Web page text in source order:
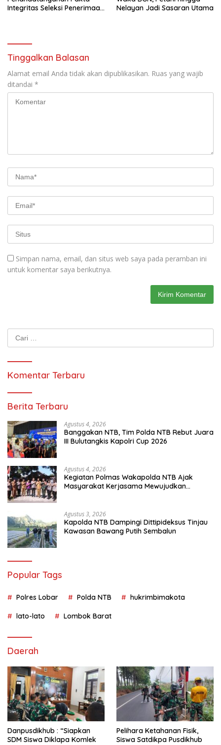
Integritas Seleksi Penerimaan
Nelayan Jadi Sasaran Utama
Tinggalkan Balasan
Alamat email Anda tidak akan dipublikasikan. Ruas yang wajib
ditandai *
Simpan nama, email, dan situs web saya pada peramban ini
untuk komentar saya berikutnya.
Cari
untuk:
Komentar Terbaru
Berita Terbaru
Agustus 4, 2026
Banggakan NTB, Tim Polda NTB Rebut Juara
III Bulutangkis Kapolri Cup 2026
Agustus 4, 2026
Kegiatan Polmas Wakapolda NTB Ajak
Masyarakat Kerjasama Mewujudkan
Agustus 3, 2026
Kapolda NTB Dampingi Dittipideksus Tinjau
Kawasan Bawang Putih Sembalun
Popular Tags
Polres Lobar Polda NTB hukrimbimakota
lato-lato Lombok Barat
Daerah
Danpusdikhub : “Siapkan
SDM Siswa Diklapa Komlek
Pelihara Ketahanan Fisik,
Siswa Satdikpa Pusdikhub